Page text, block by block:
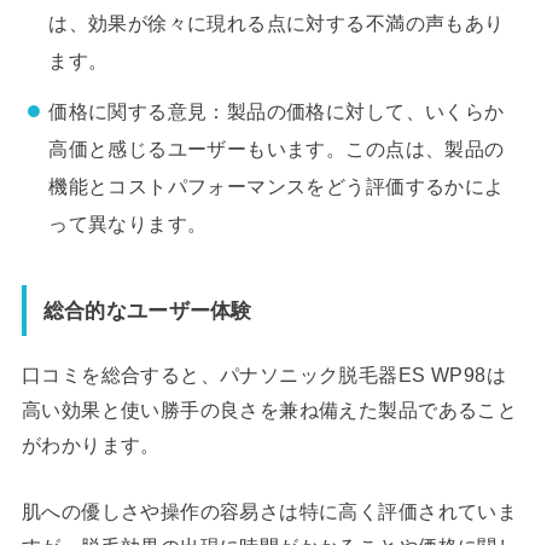
は、効果が徐々に現れる点に対する不満の声もあり
ます。
価格に関する意見：製品の価格に対して、いくらか
高価と感じるユーザーもいます。この点は、製品の
機能とコストパフォーマンスをどう評価するかによ
って異なります。
総合的なユーザー体験
口コミを総合すると、パナソニック脱毛器ES WP98は
高い効果と使い勝手の良さを兼ね備えた製品であること
がわかります。
肌への優しさや操作の容易さは特に高く評価されていま